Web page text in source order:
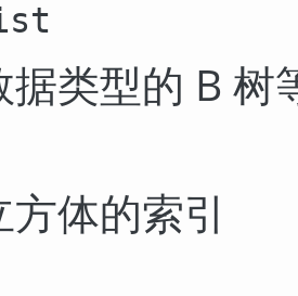
据类型的 B 树
方体的索引